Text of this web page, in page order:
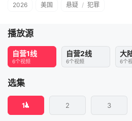
2026 美国 悬疑 / 犯罪
播放源
自营1线
6个视频
自营2线
6个视频
大
6个
选集
1 2 3